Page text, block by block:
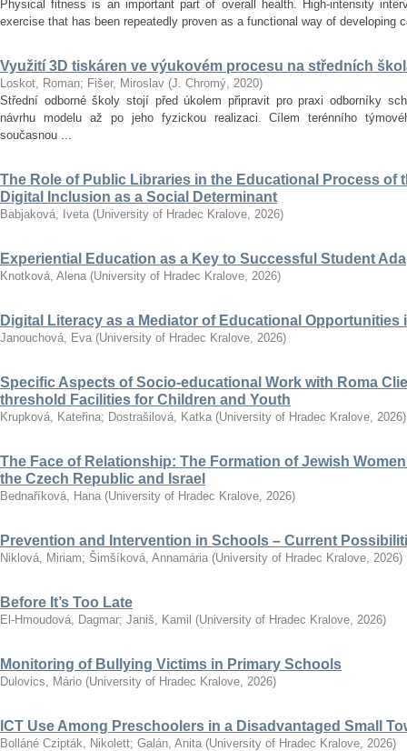
Physical fitness is an important part of overall health. High-intensity
exercise that has been repeatedly proven as a functional way of developing
Využití 3D tiskáren ve výukovém procesu na středních
Loskot, Roman; Fišer, Miroslav (J. Chromý, 2020)
Střední odborné školy stojí před úkolem připravit pro praxi odborníky
návrhu modelu až po jeho fyzickou realizaci. Cílem terénního
současnou ...
The Role of Public Libraries in the Educational Process of
Digital Inclusion as a Social Determinant
Babjaková, Iveta (University of Hradec Kralove, 2026)
Experiential Education as a Key to Successful Student
Knotková, Alena (University of Hradec Kralove, 2026)
Digital Literacy as a Mediator of Educational Opportunities
Janouchová, Eva (University of Hradec Kralove, 2026)
Specific Aspects of Socio-educational Work with Roma
threshold Facilities for Children and Youth
Krupková, Kateřina; Dostrašilová, Katka (University of Hradec Kralove, 2026)
The Face of Relationship: The Formation of Jewish
the Czech Republic and Israel
Bednaříková, Hana (University of Hradec Kralove, 2026)
Prevention and Intervention in Schools – Current
Niklová, Miriam; Šimšíková, Annamária (University of Hradec Kralove, 2026)
Before It’s Too Late
El-Hmoudová, Dagmar; Janiš, Kamil (University of Hradec Kralove, 2026)
Monitoring of Bullying Victims in Primary Schools
Dulovics, Mário (University of Hradec Kralove, 2026)
ICT Use Among Preschoolers in a Disadvantaged Small
Bolláné Czipták, Nikolett; Galán, Anita (University of Hradec Kralove, 2026)